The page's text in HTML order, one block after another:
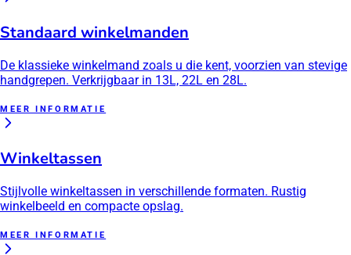
Standaard winkelmanden
De klassieke winkelmand zoals u die kent, voorzien van stevige
handgrepen. Verkrijgbaar in 13L, 22L en 28L.
MEER INFORMATIE
Winkeltassen
Stijlvolle winkeltassen in verschillende formaten. Rustig
winkelbeeld en compacte opslag.
MEER INFORMATIE